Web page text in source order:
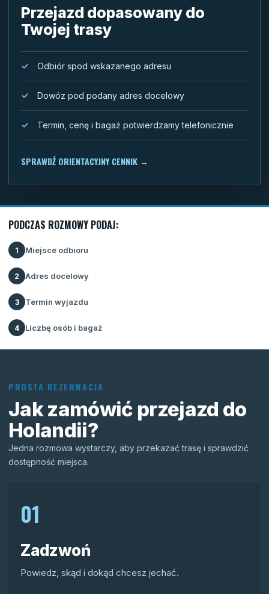
Przejazd dopasowany do
Twojej trasy
Odbiór spod wskazanego adresu
Dowóz pod podany adres docelowy
Termin, cenę i bagaż potwierdzamy telefonicznie
SPRAWDŹ ORIENTACYJNY CENNIK →
PODCZAS ROZMOWY PODAJ:
1 Miejsce odbioru
2 Adres docelowy
3 Termin wyjazdu
4 Liczbę osób i bagaż
PROSTA REZERWACJA
Jak zamówić przejazd do
Holandii?
Jedna rozmowa wystarczy, aby przekazać trasę i sprawdzić
dostępność miejsca.
01
Zadzwoń
Powiedz, skąd i dokąd chcesz jechać.